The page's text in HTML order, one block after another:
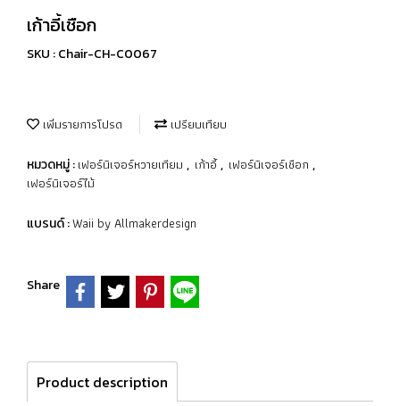
เก้าอี้เชือก
SKU : Chair-CH-C0067
เพิ่มรายการโปรด เปรียบเทียบ
หมวดหมู่ :เฟอร์นิเจอร์หวายเทียม , เก้าอี้, เฟอร์นิเจอร์เชือก ,
เฟอร์นิเจอร์ไม้
แบรนด์ :Waii by Allmakerdesign
Share
Product description